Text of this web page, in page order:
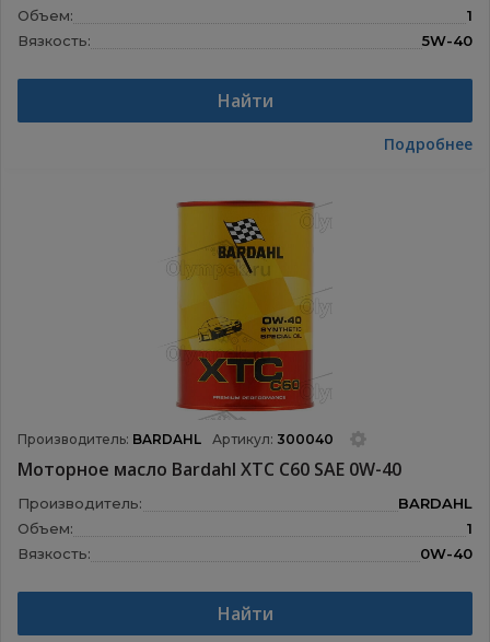
Объем:
1
Вязкость:
5W-40
Найти
Подробнее
Производитель: BARDAHL Артикул: 300040
Моторное масло Bardahl XTC C60 SAE 0W-40
Производитель:
BARDAHL
Объем:
1
Вязкость:
0W-40
Найти